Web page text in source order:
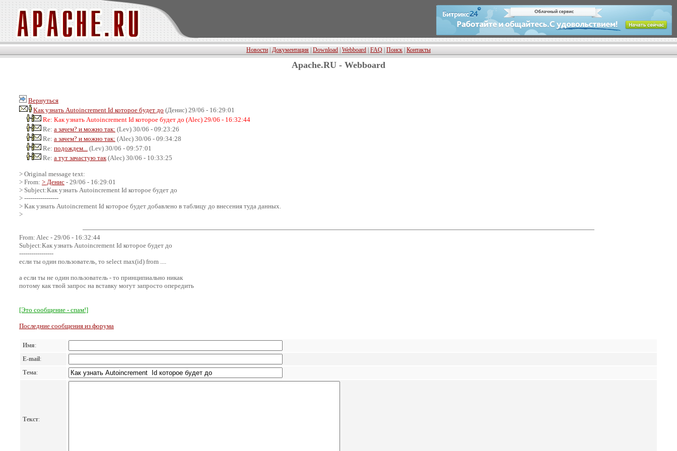
Новости Документация Download Webboard FAQ Поиск Контакты
Apache.RU - Webboard
Вернуться
Как узнать Autoincrement Id которое будет до (Денис) 29/06 - 16:29:01
Re: Как узнать Autoincrement Id которое будет до (Alec) 29/06 - 16:32:44
Re: а зачем? и можно так: (Lev) 30/06 - 09:23:26
Re: а зачем? и можно так: (Alec) 30/06 - 09:34:28
Re: подождем...
(Lev) 30/06 - 09:57:01
Re: а тут зачастую так (Alec) 30/06 - 10:33:25
> Original message text:
> From: > Денис - 29/06 - 16:29:01
> Subject:Как узнать Autoincrement Id которое будет до
> -----------------
> Как узнать Autoincrement Id которое будет добавлено в таблицу до внесения туда данных.
>
From: Alec - 29/06 - 16:32:44
Subject:Как узнать Autoincrement Id которое будет до
-----------------
если ты один пользователь, то select max(id) from ....
а если ты не один пользователь - то принципиально никак
потому как твой запрос на вставку могут запросто опередить
[Это сообщение - спам!]
Последние сообщения из форума
Имя:
E-mail:
Тема:
Текст: